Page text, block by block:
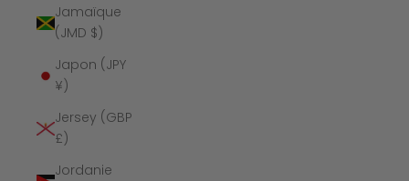
Jamaïque
(JMD $)
Japon (JPY
¥)
Jersey (GBP
£)
Jordanie